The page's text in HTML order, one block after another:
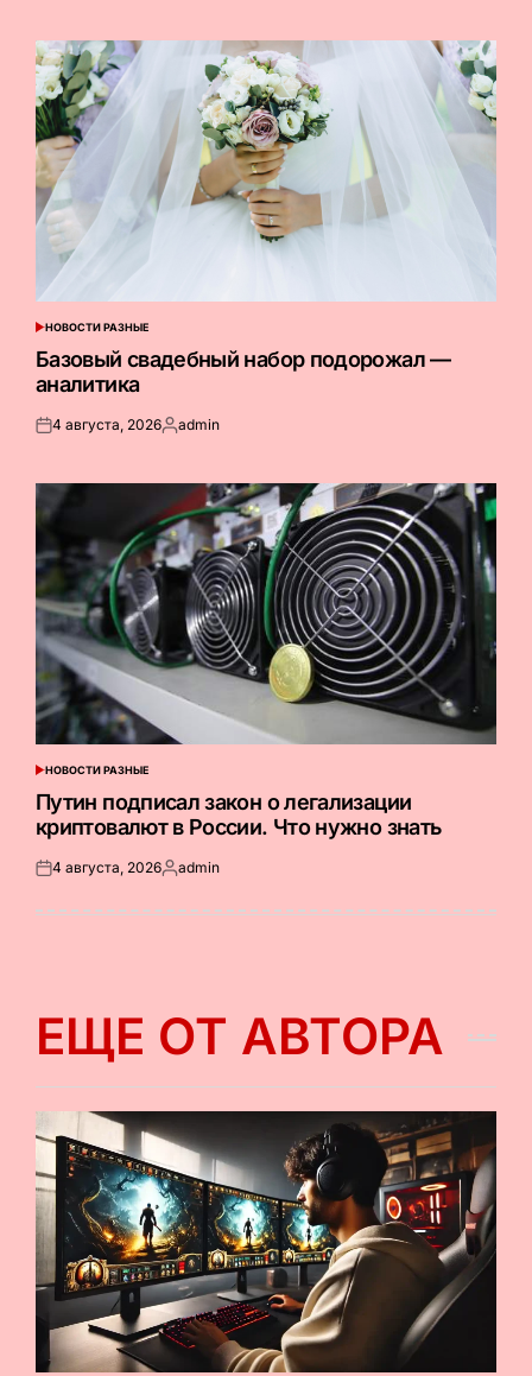
ОПУБЛИКОВАНО
В
НОВОСТИ РАЗНЫЕ
Базовый свадебный набор подорожал —
аналитика
Опубликовано
4 августа, 2026Запись
admin
ОПУБЛИКОВАНО
В
НОВОСТИ РАЗНЫЕ
Путин подписал закон о легализации
криптовалют в России. Что нужно знать
Опубликовано
4 августа, 2026Запись
admin
ЕЩЕ ОТ АВТОРА